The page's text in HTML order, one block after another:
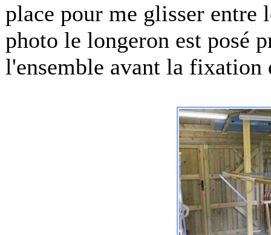
place pour me glisser entre
photo le longeron est posé
l'ensemble avant la